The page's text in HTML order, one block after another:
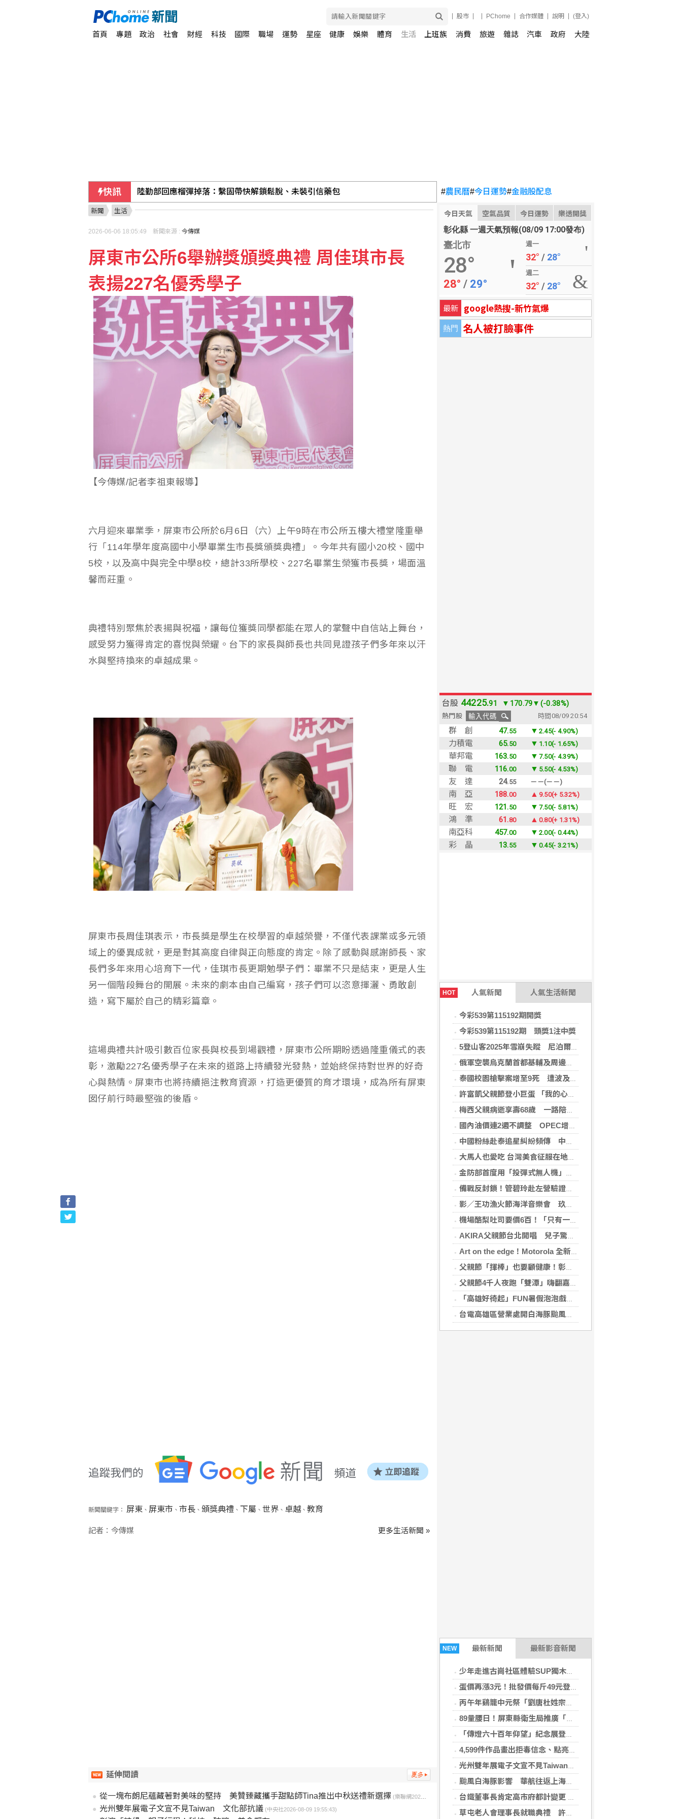
股市 PChome 合作媒體 說明 (登入)
首頁 專題 政治 社會 財經 科技 國際 職場 運勢 星座 健康 娛樂 體育 生活 上班族 消費 旅遊 雜誌 汽車 政府 大陸
快訊
新加坡慶獨立61週年 萬人齊聚體育場強調國家敘事
台糖：下半年停購外購粗油 自主進口黃豆產製成品油
孩子未來有沒有競爭力？父母最該做的是這件事
#農民曆#今日運勢#金融股配息
今日天氣 空氣品質 今日運勢 樂透開獎
彰化縣 一週天氣預報(08/09 17:00發布)
臺北市
28°
28° / 29°
週一
32° / 28°
週二
32° / 28°
最新 google熱搜-新竹氣爆
熱門 名人被打臉事件
HOT 人氣新聞 人氣生活新聞
今彩539第115192期開獎
今彩539第115192期 頭獎1注中獎
5登山客2025年雪崩失蹤 尼泊爾救難隊尋獲遺體
俄軍空襲烏克蘭首都基輔及周邊區域 造成4人喪命
泰國校園槍擊案增至9死 遭波及12歲女童不治
許富凱父親節登小巨蛋 「我的心肝寶貝」思念爸爸
梅西父親病逝享壽68歲 一路陪伴兒子闖蕩足壇
國內油價連2週不調整 OPEC增產國際油價跌
中國粉絲赴泰追星糾紛頻傳 中國駐泰使館籲文明守法
大馬人也愛吃 台灣美食征服在地味蕾
金防部首度用「投彈式無人機」火力圍剿敵軍
備戰反封鎖！管碧玲赴左營驗證海巡平戰轉換
影／王功漁火節海洋音樂會 玖壹壹壓軸、煙火嗨翻王功漁港
機場酪梨吐司要價6百！「只有一片麵包」旅客傻眼 專家揭高價背後原因
AKIRA父親節台北開唱 兒子驚喜獻聲「爸爸I Love You」
Art on the edge！Motorola 全新 edge 70 pro 纖薄登場 「電量王者，軍規耐用」moto g37 power 同步亮相
父親節「揮棒」也要顧健康！彰基現身原民壘球賽
父親節4千人夜跑「雙潭」嗨翻嘉義 黃敏惠鳴槍：運動打造幸福城市
「高雄好徛起」FUN暑假泡泡戲水樂園開張囉
台電高雄區營業處開白海豚颱風災害整備會議
NEW 最新新聞 最新影音新聞
少年走進古崗社區體驗SUP獨木舟 培養健康知能×水域安全觀念
蛋價再漲3元！批發價每斤49元登近2年高點 4因素一次引爆
丙午年鷄籠中元祭「劉唐杜姓宗親會」輪值主普
89量腰日！屏東縣衛生局推廣「健康ACE」法則 遠離代謝症候群危機
「傳燈六十百年仰望」紀念展登場 回顧星雲弘法足跡
4,599件作品畫出拒毒信念、點亮品格教育 2026港都反毒盃繪圖競賽頒獎
光州雙年展電子文宣不見Taiwan 文化部抗議
颱風白海豚影響 華航往返上海航班異動
台鐵董事長肯定高市府都計變更 舊機廠華麗轉身化身全台最大兒童新樂園
草屯老人會理事長就職典禮 許淑華頒發當選證書
新聞 生活
2026-06-06 18:05:49 新聞來源 : 今傳媒
屏東市公所6舉辦獎頒獎典禮 周佳琪市長
表揚227名優秀學子
【今傳媒/記者李祖東報導】
六月迎來畢業季，屏東市公所於6月6日（六）上午9時在市公所五樓大禮堂隆重舉
行「114年學年度高國中小學畢業生市長獎頒獎典禮」。今年共有國小20校、國中
5校，以及高中與完全中學8校，總計33所學校、227名畢業生榮獲市長獎，場面溫
馨而莊重。
典禮特別聚焦於表揚與祝福，讓每位獲獎同學都能在眾人的掌聲中自信站上舞台，
感受努力獲得肯定的喜悅與榮耀。台下的家長與師長也共同見證孩子們多年來以汗
水與堅持換來的卓越成果。
屏東市長周佳琪表示，市長獎是學生在校學習的卓越榮譽，不僅代表課業或多元領
域上的優異成就，更是對其高度自律與正向態度的肯定。除了感動與感謝師長、家
長們多年來用心培育下一代，佳琪市長更期勉學子們：畢業不只是結束，更是人生
另一個階段舞台的開展。未來的劇本由自己編寫，孩子們可以恣意揮灑、勇敢創
造，寫下屬於自己的精彩篇章。
這場典禮共計吸引數百位家長與校長到場觀禮，屏東市公所期盼透過隆重儀式的表
彰，激勵227名優秀學子在未來的道路上持續發光發熱，並始終保持對世界的好奇
心與熱情。屏東市也將持續挹注教育資源，打造更優質的育才環境，成為所有屏東
囡仔前行時最堅強的後盾。
新聞關鍵字： 屏東、 屏東市 、 市長、 頒獎典禮、 下屬 、 世界、 卓越、 教育
記者：今傳媒 更多生活新聞 »
延伸閱讀
從一塊布朗尼蘊藏著對美味的堅持 美贊臻藏攜手甜點師Tina推出中秋送禮新選擇 (樂聯網2026-08-10 01:53:28)
光州雙年展電子文宣不見Taiwan 文化部抗議 (中央社2026-08-09 19:55:43)